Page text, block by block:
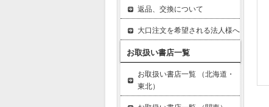
返品、交換について
大口注文を希望される法人様へ
お取扱い書店一覧
お取扱い書店一覧 （北海道・
東北）